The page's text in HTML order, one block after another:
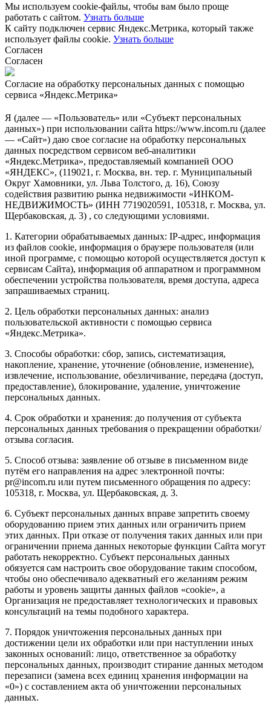
Мы используем cookie-файлы, чтобы вам было проще
работать с сайтом. Узнать больше
К сайту подключен сервис Яндекс.Метрика, который также
использует файлы cookie. Узнать больше
Согласен
Согласен
Согласие на обработку персональных данных с помощью
сервиса «Яндекс.Метрика»
Я (далее — «Пользователь» или «Субъект персональных
данных») при использовании сайта https://www.incom.ru (далее
— «Сайт») даю свое согласие на обработку персональных
данных посредством сервисом веб-аналитики
«Яндекс.Метрика», предоставляемый компанией ООО
«ЯНДЕКС», (119021, г. Москва, вн. тер. г. Муниципальный
Округ Хамовники, ул. Льва Толстого, д. 16), Союзу
содействия развитию рынка недвижимости «ИНКОМ-
НЕДВИЖИМОСТЬ» (ИНН 7719020591, 105318, г. Москва, ул.
Щербаковская, д. 3) , со следующими условиями.
1. Категории обрабатываемых данных: IP-адрес, информация
из файлов cookie, информация о браузере пользователя (или
иной программе, с помощью которой осуществляется доступ к
сервисам Сайта), информация об аппаратном и программном
обеспечении устройства пользователя, время доступа, адреса
запрашиваемых страниц.
2. Цель обработки персональных данных: анализ
пользовательской активности с помощью сервиса
«Яндекс.Метрика».
3. Способы обработки: сбор, запись, систематизация,
накопление, хранение, уточнение (обновление, изменение),
извлечение, использование, обезличивание, передача (доступ,
предоставление), блокирование, удаление, уничтожение
персональных данных.
4. Срок обработки и хранения: до получения от субъекта
персональных данных требования о прекращении обработки/
отзыва согласия.
5. Способ отзыва: заявление об отзыве в письменном виде
путём его направления на адрес электронной почты:
pr@incom.ru или путем письменного обращения по адресу:
105318, г. Москва, ул. Щербаковская, д. 3.
6. Субъект персональных данных вправе запретить своему
оборудованию прием этих данных или ограничить прием
этих данных. При отказе от получения таких данных или при
ограничении приема данных некоторые функции Сайта могут
работать некорректно. Субъект персональных данных
обязуется сам настроить свое оборудование таким способом,
чтобы оно обеспечивало адекватный его желаниям режим
работы и уровень защиты данных файлов «cookie», а
Организация не предоставляет технологических и правовых
консультаций на темы подобного характера.
7. Порядок уничтожения персональных данных при
достижении цели их обработки или при наступлении иных
законных оснований: лицо, ответственное за обработку
персональных данных, производит стирание данных методом
перезаписи (замена всех единиц хранения информации на
«0») с составлением акта об уничтожении персональных
данных.